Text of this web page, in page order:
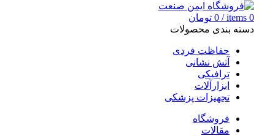
0
items
/
0 تومان
دسته بندی محصولات
حفاظت فردی
آتش نشانی
ترافیکی
ابزارآلات
تجهیزات پزشکی
فروشگاه
مقالات